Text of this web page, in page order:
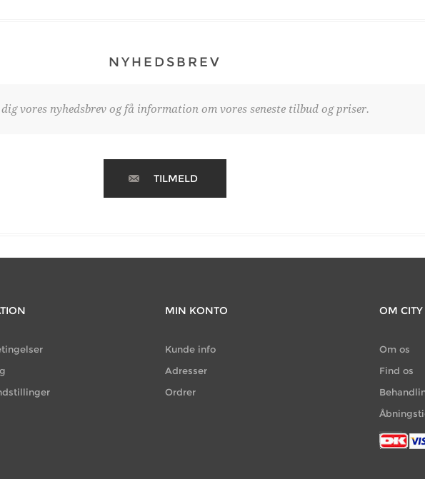
NYHEDSBREV
vores nyhedsbrev og få information om vores seneste tilbud og priser.
TILMELD
MIN KONTO
Kunde info
Adresser
Ordrer
OM
Om os
Find os